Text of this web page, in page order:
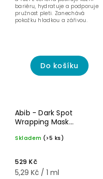
Do košíku
bariéru, hydratuje a podporuje
pružnost pleti. Zanechává
pokožku hladkou a zářivou.
skvrny
Abib - Dark Spot
Wrapping Mask
Rozjasňující slupovací
- 100 ml
Skladem (>5 ks)
529 Kč
5,29 Kč / 1 ml